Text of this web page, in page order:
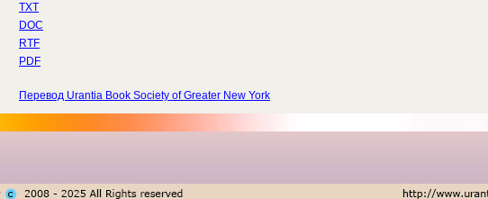
TXT
DOC
RTF
PDF
Перевод Urantia Book Society of Greater New York